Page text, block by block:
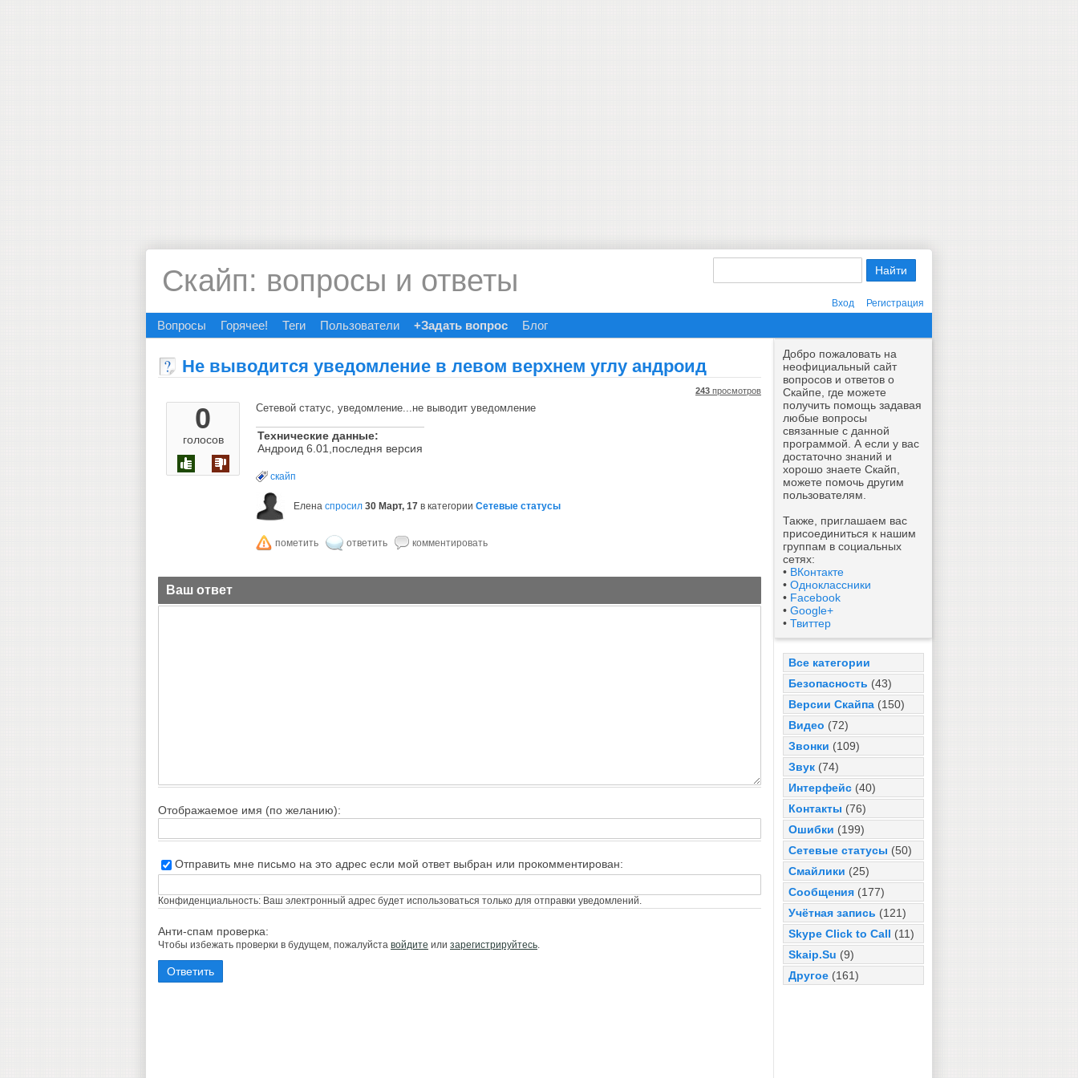
Скайп: вопросы и ответы
Вход Регистрация
Вопросы Горячее! Теги Пользователи +Задать вопрос Блог
Добро пожаловать на
неофициальный сайт
вопросов и ответов о
Скайпе, где можете
получить помощь задавая
любые вопросы
связанные с данной
программой. А если у вас
достаточно знаний и
хорошо знаете Скайп,
можете помочь другим
пользователям.
Также, приглашаем вас
присоединиться к нашим
группам в социальных
сетях:
• ВКонтакте
• Одноклассники
• Facebook
• Google+
• Твиттер
Все категории
Безопасность (43)
Версии Скайпа (150)
Видео (72)
Звонки (109)
Звук (74)
Интерфейс (40)
Контакты (76)
Ошибки (199)
Сетевые статусы (50)
Смайлики (25)
Сообщения (177)
Учётная запись (121)
Skype Click to Call (11)
Skaip.Su (9)
Другое (161)
Не выводится уведомление в левом верхнем углу андроид
0
голосов
243 просмотров
Сетевой статус, уведомление...не выводит уведомление
Технические данные:
Андроид 6.01,последня версия
скайп
Елена спросил 30 Март, 17 в категории Сетевые статусы
Ваш ответ
Отображаемое имя (по желанию):
Отправить мне письмо на это адрес если мой ответ выбран или прокомментирован:
Конфиденциальность: Ваш электронный адрес будет использоваться только для отправки уведомлений.
Анти-спам проверка:
Чтобы избежать проверки в будущем, пожалуйста войдите или зарегистрируйтесь.